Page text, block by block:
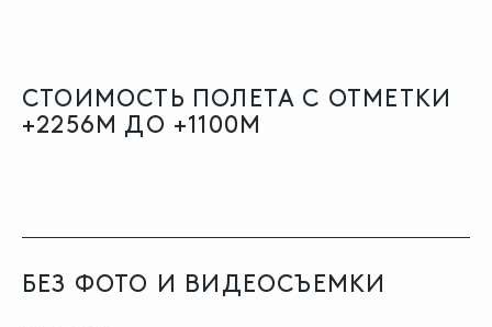
СТОИМОСТЬ ПОЛЕТА С ОТМЕТКИ
+2256М ДО +1100М
БЕЗ ФОТО И ВИДЕОСЪЕМКИ